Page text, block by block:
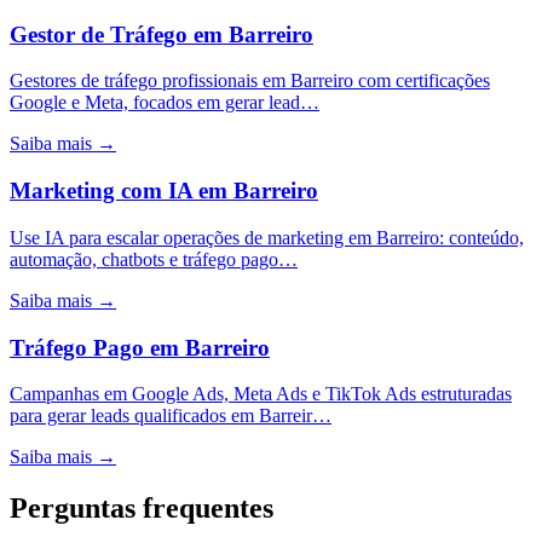
Gestor de Tráfego em Barreiro
Gestores de tráfego profissionais em Barreiro com certificações
Google e Meta, focados em gerar lead…
Saiba mais →
Marketing com IA em Barreiro
Use IA para escalar operações de marketing em Barreiro: conteúdo,
automação, chatbots e tráfego pago…
Saiba mais →
Tráfego Pago em Barreiro
Campanhas em Google Ads, Meta Ads e TikTok Ads estruturadas
para gerar leads qualificados em Barreir…
Saiba mais →
Perguntas frequentes